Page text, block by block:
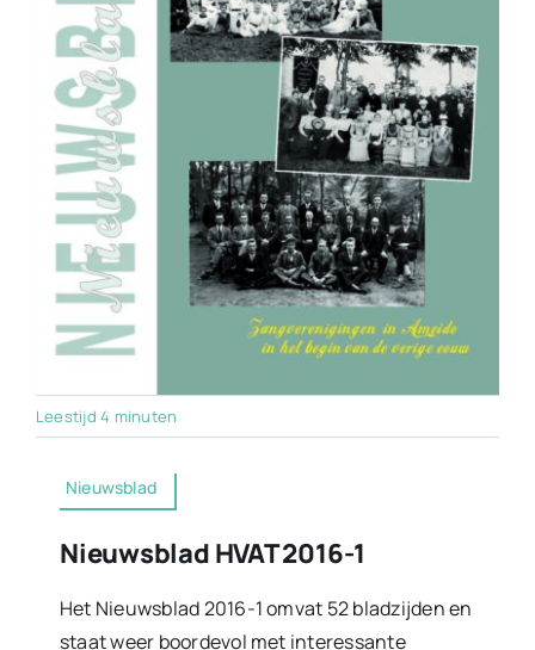
Leestijd 4 minuten
Nieuwsblad
Nieuwsblad HVAT 2016-1
Het Nieuwsblad 2016-1 omvat 52 bladzijden en
staat weer boordevol met interessante